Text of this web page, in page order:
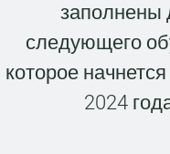
заполнены
следующего
которое
2024